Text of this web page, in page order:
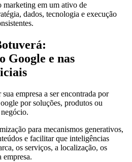
em um ativo de
dados, tecnologia e execução
Google e nas
empresa a ser encontrada por
por soluções, produtos ou
para mecanismos generativos,
e facilitar que inteligências
os serviços, a localização, os
empresa.